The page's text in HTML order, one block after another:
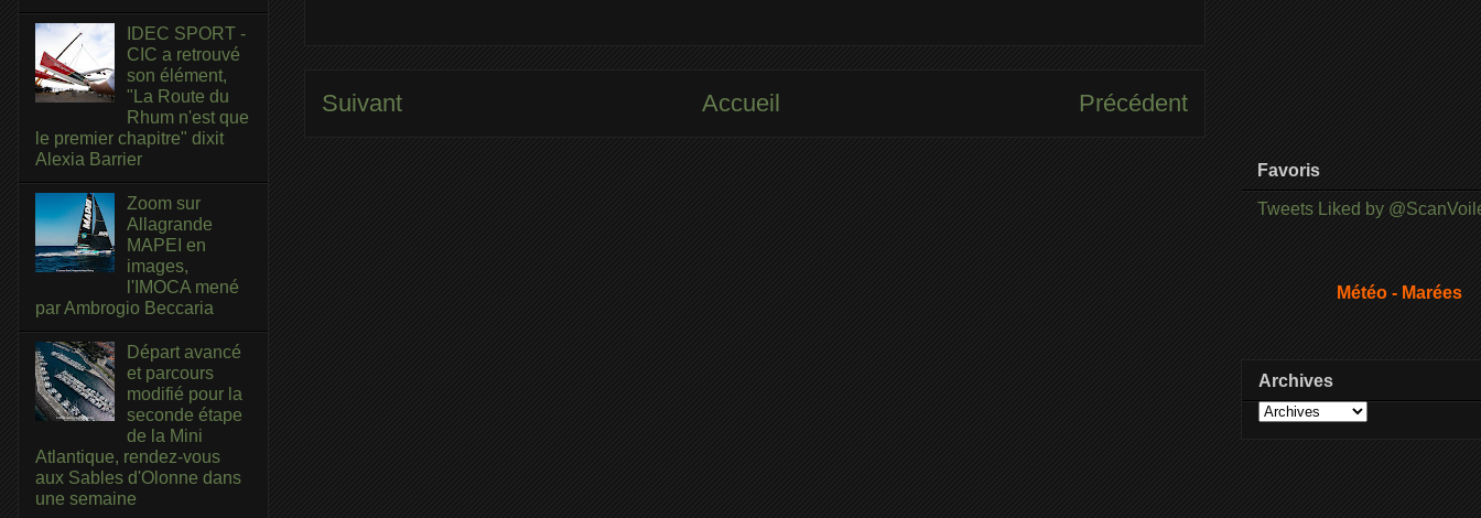
Suivant Précédent
Accueil
IDEC SPORT -
CIC a retrouvé
son élément,
"La Route du
Rhum n'est que
le premier chapitre" dixit
Alexia Barrier
Zoom sur
Allagrande
MAPEI en
images,
l'IMOCA mené
par Ambrogio Beccaria
Départ avancé
et parcours
modifié pour la
seconde étape
de la Mini
Atlantique, rendez-vous
aux Sables d'Olonne dans
une semaine
Favoris
Tweets Liked by
Météo - Marées
Archives